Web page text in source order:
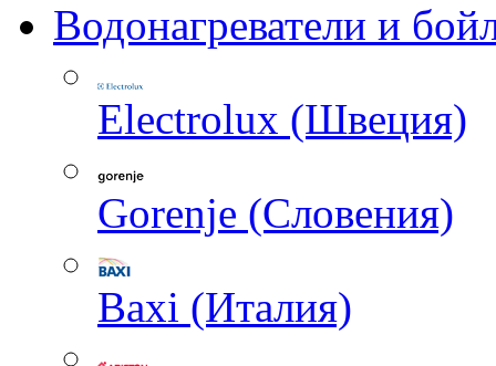
Водонагреватели и
Electrolux (Швеция)
Gorenje (Словения)
Baxi (Италия)